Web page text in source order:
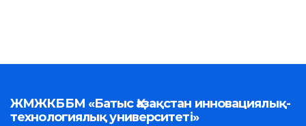
ЖМЖКББМ «Батыс Қазақстан инновациялық-
технологиялық университеті»